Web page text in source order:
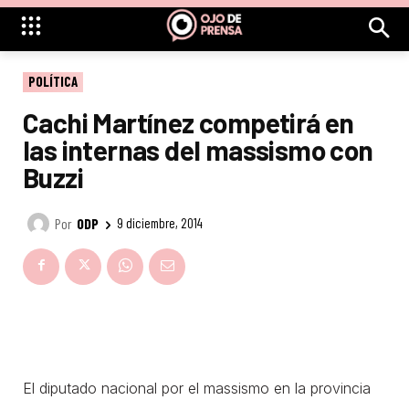
POLÍTICA
Cachi Martínez competirá en
las internas del massismo con
Buzzi
Por ODP 9 diciembre, 2014
El diputado nacional por el massismo en la provincia